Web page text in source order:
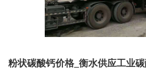
粉状碳酸钙价格_衡水供应工业